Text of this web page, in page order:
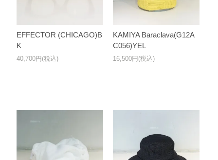
EFFECTOR (CHICAGO)B
K
40,700円(税込)
KAMIYA Baraclava(G12A
C056)YEL
16,500円(税込)